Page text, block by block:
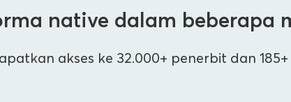
native dalam beberapa
akses ke 32.000+ penerbit dan